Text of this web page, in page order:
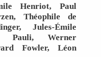
Henriot, Paul
Théophile de
Jules-Émile
Pauli, Werner
Fowler, Léon